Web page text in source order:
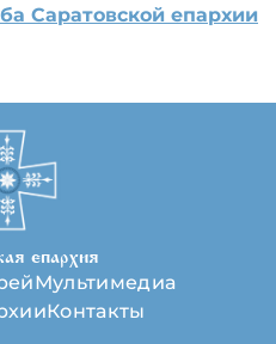
Саратовской епархии
епархия
Мультимедиа
Контакты